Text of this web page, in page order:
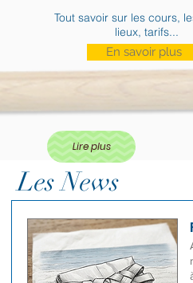
Tout savoir sur les cours,
lieux, tarifs...
En savoir plus
Les News
Lire plus